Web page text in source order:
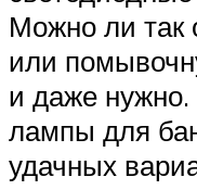
Можно ли так
или
и даже
лампы для
удачных